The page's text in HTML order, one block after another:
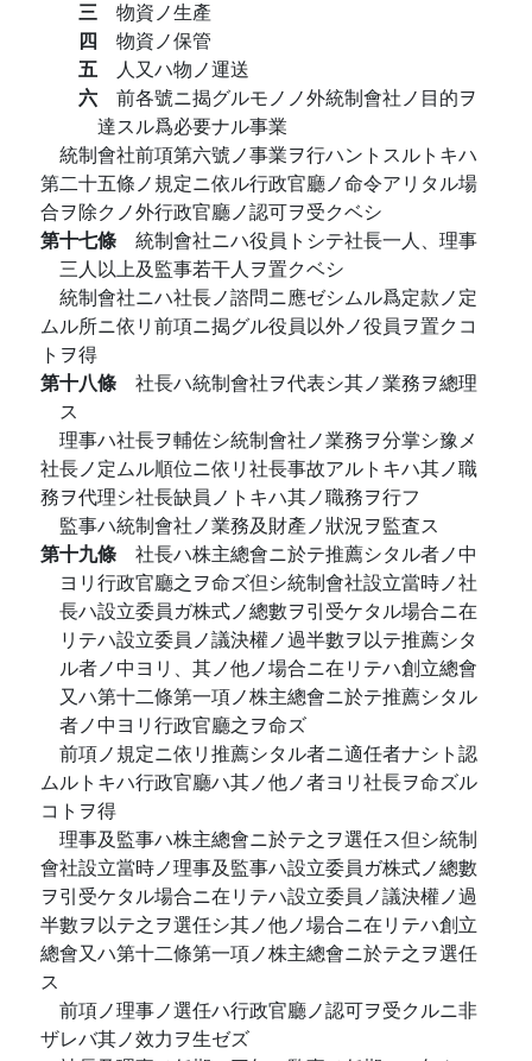
三 物資ノ生產
四 物資ノ保管
五 人又ハ物ノ運送
六 前各號ニ揭グルモノノ外統制會社ノ目的ヲ
達スル爲必要ナル事業
統制會社前項第六號ノ事業ヲ行ハントスルトキハ
第二十五條ノ規定ニ依ル行政官廳ノ命令アリタル場
合ヲ除クノ外行政官廳ノ認可ヲ受クベシ
第十七條 統制會社ニハ役員トシテ社長一人、理事
三人以上及監事若干人ヲ置クベシ
統制會社ニハ社長ノ諮問ニ應ゼシムル爲定款ノ定
ムル所ニ依リ前項ニ揭グル役員以外ノ役員ヲ置クコ
トヲ得
第十八條 社長ハ統制會社ヲ代表シ其ノ業務ヲ總理
ス
理事ハ社長ヲ輔佐シ統制會社ノ業務ヲ分掌シ豫メ
社長ノ定ムル順位ニ依リ社長事故アルトキハ其ノ職
務ヲ代理シ社長缺員ノトキハ其ノ職務ヲ行フ
監事ハ統制會社ノ業務及財產ノ狀況ヲ監査ス
第十九條 社長ハ株主總會ニ於テ推薦シタル者ノ中
ヨリ行政官廳之ヲ命ズ但シ統制會社設立當時ノ社
長ハ設立委員ガ株式ノ總數ヲ引受ケタル場合ニ在
リテハ設立委員ノ議決權ノ過半數ヲ以テ推薦シタ
ル者ノ中ヨリ、其ノ他ノ場合ニ在リテハ創立總會
又ハ第十二條第一項ノ株主總會ニ於テ推薦シタル
者ノ中ヨリ行政官廳之ヲ命ズ
前項ノ規定ニ依リ推薦シタル者ニ適任者ナシト認
ムルトキハ行政官廳ハ其ノ他ノ者ヨリ社長ヲ命ズル
コトヲ得
理事及監事ハ株主總會ニ於テ之ヲ選任ス但シ統制
會社設立當時ノ理事及監事ハ設立委員ガ株式ノ總數
ヲ引受ケタル場合ニ在リテハ設立委員ノ議決權ノ過
半數ヲ以テ之ヲ選任シ其ノ他ノ場合ニ在リテハ創立
總會又ハ第十二條第一項ノ株主總會ニ於テ之ヲ選任
ス
前項ノ理事ノ選任ハ行政官廳ノ認可ヲ受クルニ非
ザレバ其ノ效力ヲ生ゼズ